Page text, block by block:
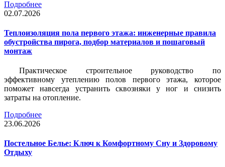
Подробнее
02.07.2026
Теплоизоляция пола первого этажа: инженерные правила
обустройства пирога, подбор материалов и пошаговый
монтаж
Практическое строительное руководство по
эффективному утеплению полов первого этажа, которое
поможет навсегда устранить сквозняки у ног и снизить
затраты на отопление.
Подробнее
23.06.2026
Постельное Белье: Ключ к Комфортному Сну и Здоровому
Отдыху